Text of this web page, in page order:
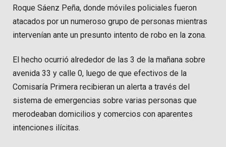
Roque Sáenz Peña, donde móviles policiales fueron
atacados por un numeroso grupo de personas mientras
intervenían ante un presunto intento de robo en la zona.
El hecho ocurrió alrededor de las 3 de la mañana sobre
avenida 33 y calle 0, luego de que efectivos de la
Comisaría Primera recibieran un alerta a través del
sistema de emergencias sobre varias personas que
merodeaban domicilios y comercios con aparentes
intenciones ilícitas.